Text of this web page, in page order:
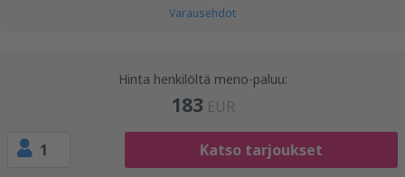
Varausehdot
Hinta henkilöltä meno-paluu:
183 EUR
1 Katso tarjoukset